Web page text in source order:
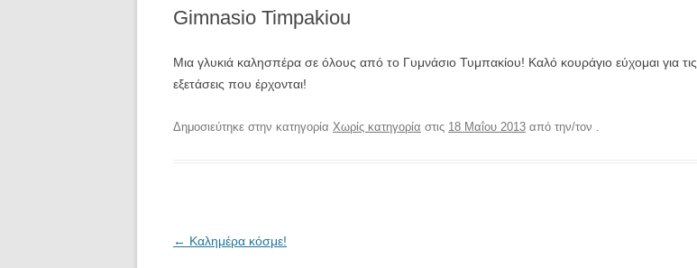
Gimnasio Timpakiou
Μια γλυκιά καλησπέρα σε όλους από το Γυμνάσιο Τυμπακίου! Καλό κουράγιο εύχομαι για τις
εξετάσεις που έρχονται!
Δημοσιεύτηκε στην κατηγορία Χωρίς κατηγορία στις 18 Μαΐου 2013 από την/τον .
Πλοήγηση
← Καλημέρα κόσμε!